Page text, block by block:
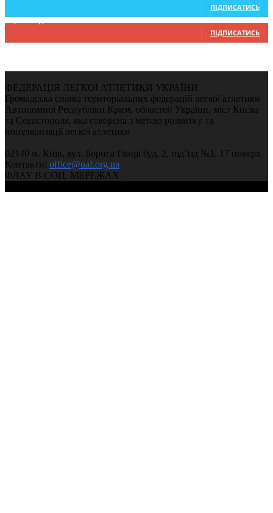
ПІДПИСАТИСЬ
9,370 Підписників
ПІДПИСАТИСЬ
ФЕДЕРАЦІЯ ЛЕГКОЇ АТЛЕТИКИ УКРАЇНИ
Громадська спілка територіальних федерацій легкої атлетики
Автономної Республіки Крим, областей України, міст Києва
та Севастополя, яка створена з метою розвитку та
популяризації легкої атлетики
02140 м. Київ, вул. Бориса Гмирі буд. 2, під’їзд №1, 17 поверх
Контакти: office@uaf.org.ua
ФЛАУ В СОЦ. МЕРЕЖАХ